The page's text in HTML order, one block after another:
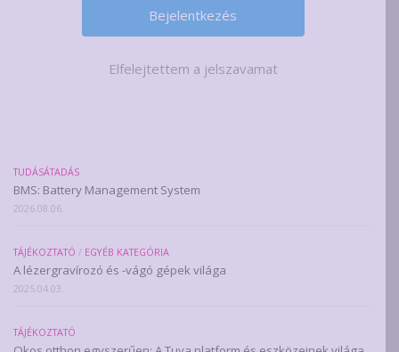
Elfelejtettem a jelszavamat
TUDÁSÁTADÁS
BMS: Battery Management System
2026.08.06.
TÁJÉKOZTATÓ / EGYÉB KATEGÓRIA
A lézergravírozó és -vágó gépek világa
2025.04.03.
TÁJÉKOZTATÓ